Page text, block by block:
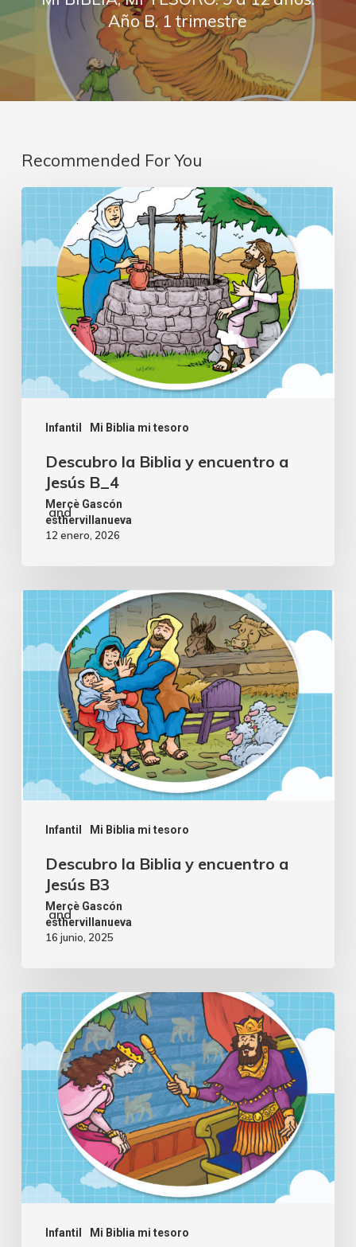
Año B. 1 trimestre
Recommended For You
Infantil Mi Biblia mi tesoro
Descubro la Biblia y encuentro a
Jesús B_4
Mercè Gascón
and
esthervillanueva
12 enero, 2026
Infantil Mi Biblia mi tesoro
Descubro la Biblia y encuentro a
Jesús B3
Mercè Gascón
and
esthervillanueva
16 junio, 2025
Infantil Mi Biblia mi tesoro